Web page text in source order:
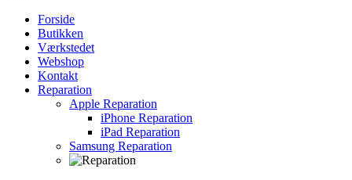
Forside
Butikken
Værkstedet
Webshop
Kontakt
Reparation
Apple Reparation
iPhone Reparation
iPad Reparation
Samsung Reparation